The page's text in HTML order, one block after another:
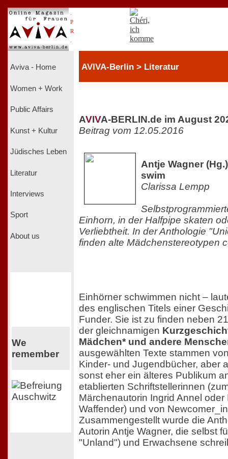
P
R
Aviva - Home
Women + Work
Public Affairs
Kunst + Kultur
Jüdisches Leben
Literatur
Interviews
Sport
About us
We
remember
AVIVA-Berlin > Literatur
AVIVA-BERLIN.de im August
Beitrag vom 12.05.2016
Antje Wagner
swim
Clarissa Lempp
Einhorn, in der Halfpipe skaten
Verliebtheit. In der Anthologie
finden alte Mädchenstereotypen
Einhörner schwimmen nicht –
des englischen Titels einer
Funder. Sie ist zu finden neben
der gleichnamigen
Mädchen* und andere
ausgewählten Texte stammen
Kinder- und Jugendbücher, aber
sonst eher ein älteres Publikum
etablierten Schriftstellerinnen
Märchenautorin Ingrid Annel
Waffender) und von
Zusammengestellt wurde die
Autorin Antje Wagner, die selbst
"Unland") und Erwachsene